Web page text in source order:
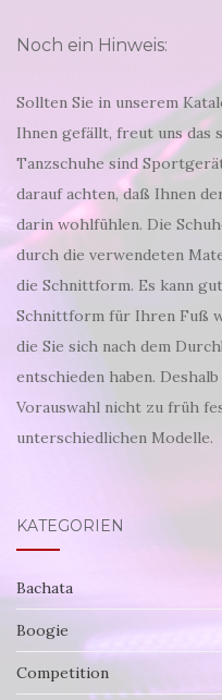
Noch ein Hinweis:
Sollten Sie in unserem
Ihnen gefällt, freut uns das
Tanzschuhe sind
darauf achten, daß Ihnen
darin wohlfühlen. Die
durch die verwendeten
die Schnittform. Es kann
Schnittform für Ihren Fuß
die Sie sich nach dem
entschieden haben.
Vorauswahl nicht zu früh
unterschiedlichen Modelle.
KATEGORIEN
Bachata
Boogie
Competition